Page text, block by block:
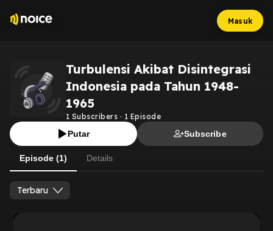
Masuk
Turbulensi Akibat Disintegrasi
Indonesia pada Tahun 1948-
1965
1 Subscribers · 1 Episode
Putar Subscribe
Episode (1) Details
Terbaru